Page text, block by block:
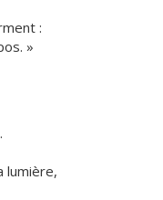
:
»
lumière,